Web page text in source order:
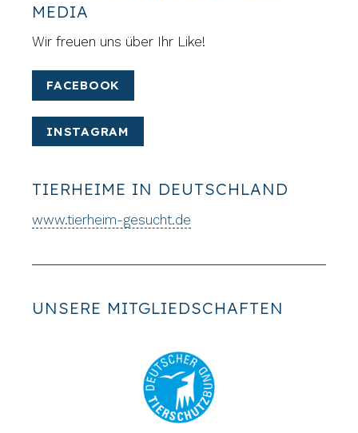
MEDIA
Wir freuen uns über Ihr Like!
FACEBOOK
INSTAGRAM
TIERHEIME IN DEUTSCHLAND
www.tierheim-gesucht.de
UNSERE MITGLIEDSCHAFTEN